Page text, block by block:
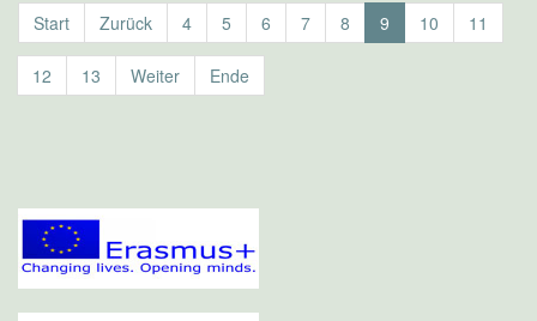
Start Zurück 4 5 6 7 8 9 10 11
12 13 Weiter Ende